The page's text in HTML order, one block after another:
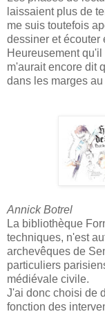
laissaient plus de
me suis toutefois
dessiner et écouter
Heureusement
m'aurait encore dit
dans les marges
Annick Botrel
La bibliothèque
techniques, n'est
archevêques de
particuliers
médiévale civile.
J'ai donc choisi de
fonction des